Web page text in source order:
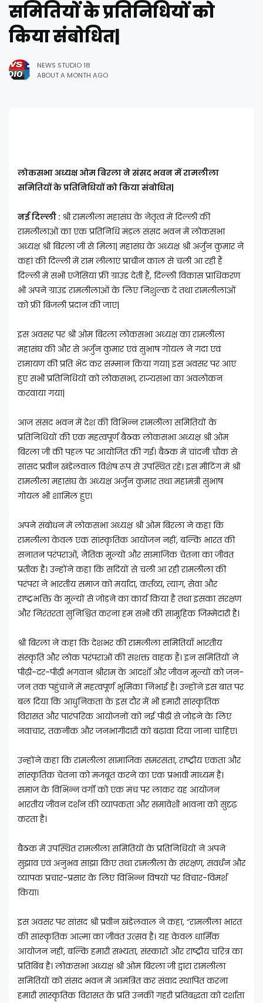
समितियों के प्रतिनिधियों को
किया संबोधित|
NEWS STUDIO 18
ABOUT A MONTH AGO
लोकसभा अध्यक्ष ओम बिरला ने संसद भवन में रामलीला
समितियों के प्रतिनिधियों को किया संबोधित|
नई दिल्ली : श्री रामलीला महासंघ के नेतृत्व में दिल्ली की
रामलीलाओं का एक प्रतिनिधि मंडल संसद भवन में लोकसभा
अध्यक्ष श्री बिरला जी से मिला| महासंघ के अध्यक्ष श्री अर्जुन कुमार ने
कहां की दिल्ली में राम लीलाएं प्राचीन काल से चली आ रही हैं
दिल्ली में सभी एजेंसियां फ्री ग्राउंड देती हैं, दिल्ली विकास प्राधिकरण
भी अपने ग्राउंड रामलीलाओं के लिए निशुल्क दे तथा रामलीलाओं
को फ्री बिजली प्रदान की जाए|
इस अवसर पर श्री ओम बिरला लोकसभा अध्यक्ष का रामलीला
महासंघ की और से अर्जुन कुमार एवं सुभाष गोयल ने गदा एवं
रामायण की प्रति भेंट कर सम्मान किया गया| इस अवसर पर आए
हुए सभी प्रतिनिधियों को लोकसभा, राज्यसभा का अवलोकन
करवाया गया|
आज संसद भवन में देश की विभिन्न रामलीला समितियों के
प्रतिनिधियों की एक महत्वपूर्ण बैठक लोकसभा अध्यक्ष श्री ओम
बिरला जी की पहल पर आयोजित की गई। बैठक में चांदनी चौक से
सांसद प्रवीन खंडेलवाल विशेष रूप से उपस्थित रहे। इस मीटिंग में श्री
रामलीला महासंघ के अध्यक्ष अर्जुन कुमार तथा महामंत्री सुभाष
गोयल भी शामिल हुए।
अपने संबोधन में लोकसभा अध्यक्ष श्री ओम बिरला ने कहा कि
रामलीला केवल एक सांस्कृतिक आयोजन नहीं, बल्कि भारत की
सनातन परंपराओं, नैतिक मूल्यों और सामाजिक चेतना का जीवंत
प्रतीक है। उन्होंने कहा कि सदियों से चली आ रही रामलीला की
परंपरा ने भारतीय समाज को मर्यादा, कर्तव्य, त्याग, सेवा और
राष्ट्रभक्ति के मूल्यों से जोड़ने का कार्य किया है तथा इसका संरक्षण
और निरंतरता सुनिश्चित करना हम सभी की सामूहिक जिम्मेदारी है।
श्री बिरला ने कहा कि देशभर की रामलीला समितियाँ भारतीय
संस्कृति और लोक परंपराओं की सशक्त वाहक हैं। इन समितियों ने
पीढ़ी-दर-पीढ़ी भगवान श्रीराम के आदर्शों और जीवन मूल्यों को जन-
जन तक पहुंचाने में महत्वपूर्ण भूमिका निभाई है। उन्होंने इस बात पर
बल दिया कि आधुनिकता के इस दौर में भी हमारी सांस्कृतिक
विरासत और पारंपरिक आयोजनों को नई पीढ़ी से जोड़ने के लिए
नवाचार, तकनीक और जनभागीदारी को बढ़ावा दिया जाना चाहिए।
उन्होंने कहा कि रामलीला सामाजिक समरसता, राष्ट्रीय एकता और
सांस्कृतिक चेतना को मजबूत करने का एक प्रभावी माध्यम है।
समाज के विभिन्न वर्गों को एक मंच पर लाकर यह आयोजन
भारतीय जीवन दर्शन की व्यापकता और समावेशी भावना को सुदृढ़
करता है।
बैठक में उपस्थित रामलीला समितियों के प्रतिनिधियों ने अपने
सुझाव एवं अनुभव साझा किए तथा रामलीला के संरक्षण, संवर्धन और
व्यापक प्रचार-प्रसार के लिए विभिन्न विषयों पर विचार-विमर्श
किया।
इस अवसर पर सांसद श्री प्रवीन खंडेलवाल ने कहा, “रामलीला भारत
की सांस्कृतिक आत्मा का जीवंत उत्सव है। यह केवल धार्मिक
आयोजन नहीं, बल्कि हमारी सभ्यता, संस्कारों और राष्ट्रीय चरित्र का
प्रतिबिंब है। लोकसभा अध्यक्ष श्री ओम बिरला जी द्वारा रामलीला
समितियों को संसद भवन में आमंत्रित कर संवाद स्थापित करना
हमारी सांस्कृतिक विरासत के प्रति उनकी गहरी प्रतिबद्धता को दर्शाता